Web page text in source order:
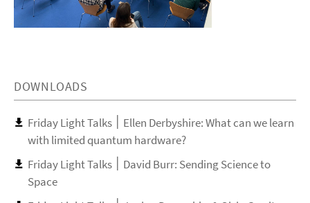
DOWNLOADS
Friday Light Talks ׀ Ellen Derbyshire: What can we learn
with limited quantum hardware?
Friday Light Talks ׀ David Burr: Sending Science to
Space